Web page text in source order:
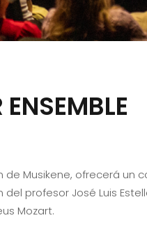
de Musikene, ofrecerá
profesor José Luis
Mozart.